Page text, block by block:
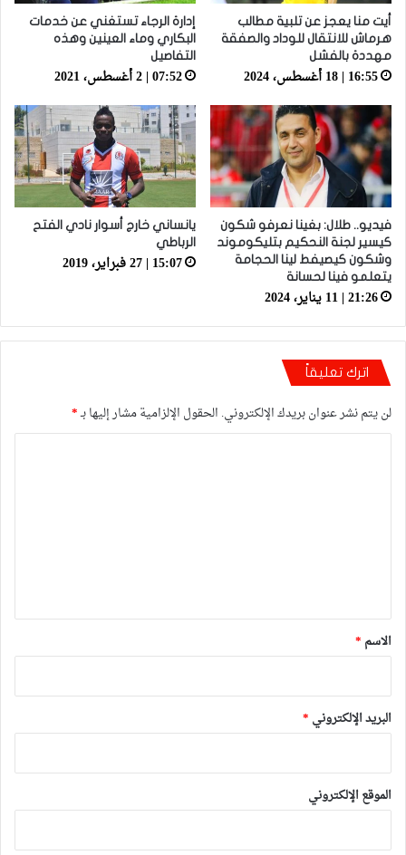
أيت منا يعجز عن تلبية مطالب
هرماش للانتقال للوداد والصفقة
مهددة بالفشل
16:55 | 18 أغسطس، 2024
إدارة الرجاء تستغني عن خدمات
البكاري وماء العينين وهذه
التفاصيل
07:52 | 2 أغسطس، 2021
فيديو.. طلال: بغينا نعرفو شكون
كيسير لجنة النحكيم بتليكوموند
وشكون كيصيفط لينا الحجامة
يتعلمو فينا لحسانة
21:26 | 11 يناير، 2024
يانساني خارج أسوار نادي الفتح
الرباطي
15:07 | 27 فبراير، 2019
اترك تعليقاً
لن يتم نشر عنوان بريدك الإلكتروني. الحقول الإلزامية مشار إليها بـ*
*
الاسم *
البريد الإلكتروني *
الموقع الإلكتروني